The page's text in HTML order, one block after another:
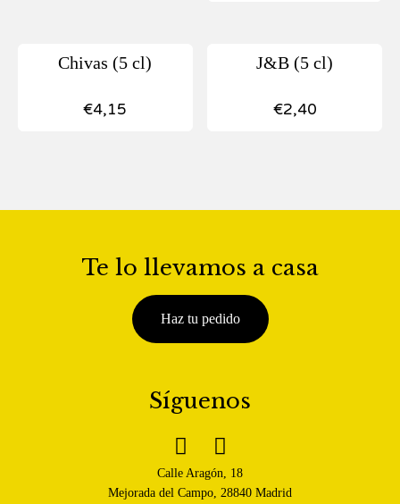
Chivas (5 cl)
€4,15
J&B (5 cl)
€2,40
Te lo llevamos a casa
Haz tu pedido
Síguenos
 
Calle Aragón, 18
Mejorada del Campo, 28840 Madrid